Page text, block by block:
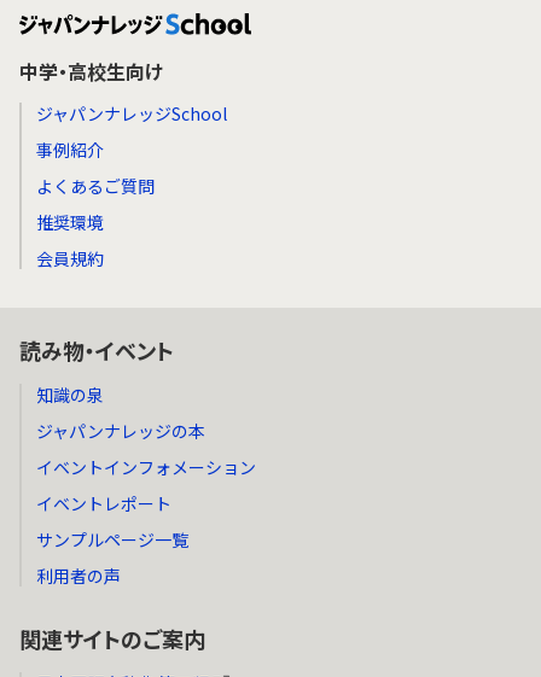
中学・高校生向け
ジャパンナレッジSchool
事例紹介
よくあるご質問
推奨環境
会員規約
読み物・イベント
知識の泉
ジャパンナレッジの本
イベントインフォメーション
イベントレポート
サンプルページ一覧
利用者の声
関連サイトのご案内